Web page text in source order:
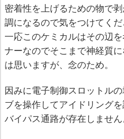
密着性を上げるための物で
調になるので気をつけてくだ
一応このケミカルはその辺
ナーなのでそこまで神経質
は思いますが、念のため。
因みに電子制御スロットル
ブを操作してアイドリング
バイパス通路が存在しません